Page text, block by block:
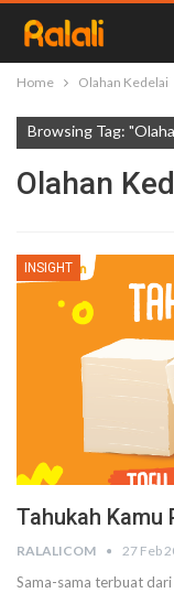
Home Olahan Kedelai
Browsing Tag:
Olahan
INSIGHT
Tahukah Kamu
RALALICOM 27 Feb
Sama-sama terbuat